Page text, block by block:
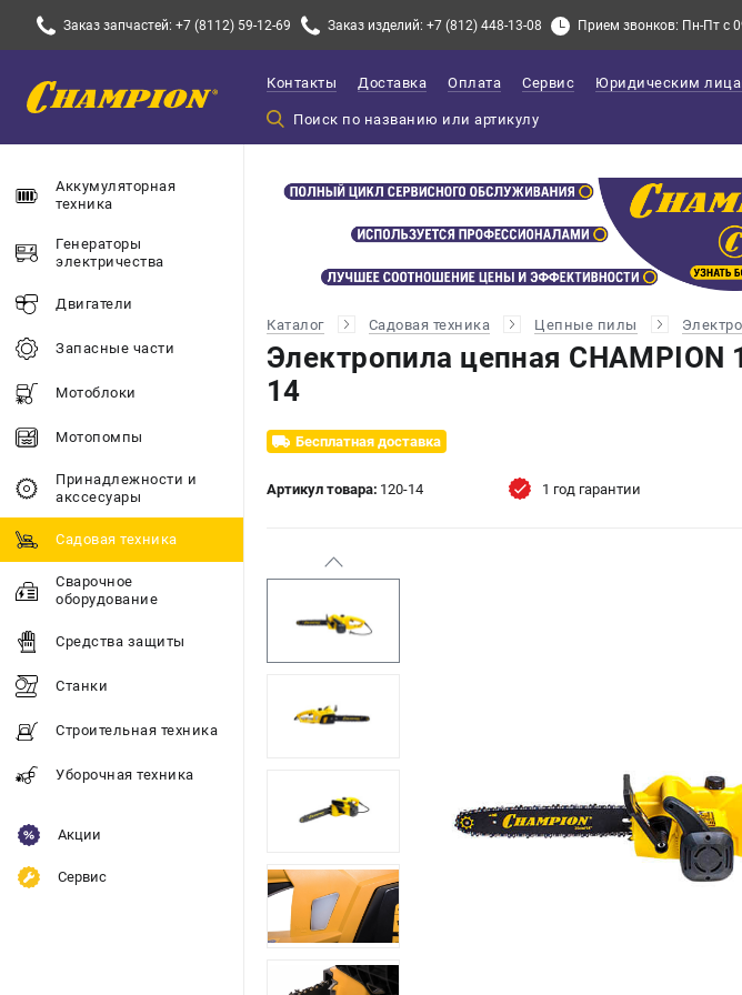
Заказ запчастей: +7 (8112) 59-12-69 Заказ изделий: +7 (812) 448-13-08 Прием звонков: Пн-Пт с
Контакты Доставка Оплата Сервис Юридическим
Аккумуляторная
техника
Генераторы
электричества
Двигатели
Запасные части
Мотоблоки
Мотопомпы
Принадлежности и
акссесуары
Садовая техника
Сварочное
оборудование
Средства защиты
Станки
Строительная техника
Уборочная техника
Акции
Сервис
Каталог Садовая техника Цепные пилы
Электропила цепная CHAMPION
14
Бесплатная доставка
Артикул товара: 120-14 1 год гарантии